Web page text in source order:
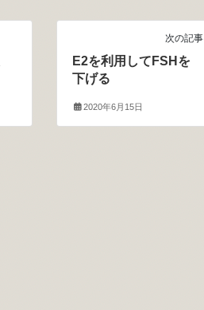
次の記事
E2を利用してFSHを
下げる
2020年6月15日